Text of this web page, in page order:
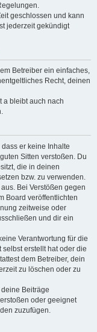
geschlossen und kann
jederzeit gekündigt
Betreiber ein einfaches,
Recht, deinen
a bleibt auch nach
er keine Inhalte
Sitten verstoßen. Du
die in deinen
bzw. zu verwenden.
Bei Verstößen gegen
Board veröffentlichten
zeitweise oder
und dir ein
Verantwortung für die
erstellt hat oder die
dem Betreiber, dein
zu löschen oder zu
Beiträge
oder geeignet
zuzufügen.